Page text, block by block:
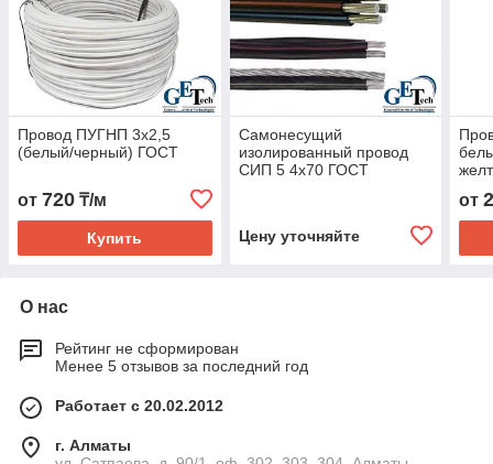
Провод ПУГНП 3х2,5
(белый/черный) ГОСТ
от 720 ₸/м
Купить
Самонесущий
изолированный провод
СИП 5 4х70 ГОСТ
Цену уточняйте
от
О нас
Рейтинг не сформирован
Менее 5 отзывов за последний год
Работает с 20.02.2012
г. Алматы